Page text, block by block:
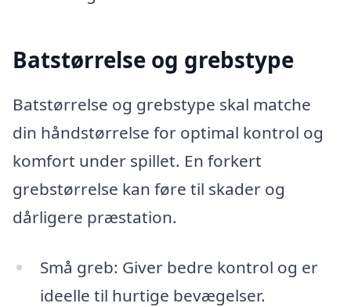
Batstørrelse og grebstype
Batstørrelse og grebstype skal matche
din håndstørrelse for optimal kontrol og
komfort under spillet. En forkert
grebstørrelse kan føre til skader og
dårligere præstation.
Små greb: Giver bedre kontrol og er
ideelle til hurtige bevægelser.